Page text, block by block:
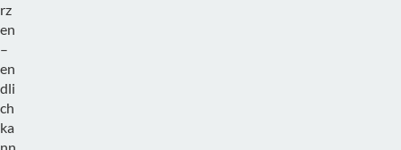
rz
en
–
en
dli
ch
ka